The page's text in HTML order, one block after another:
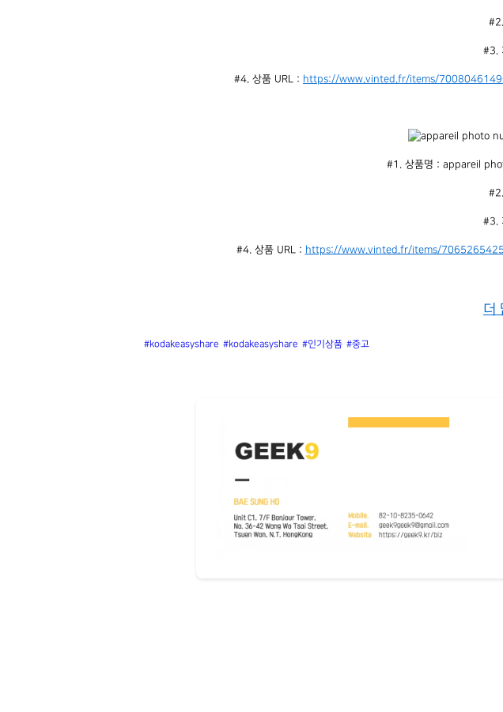
#3.
#4. 상품 URL : https://www.vinted.fr/items/
#1. 상품명 : appareil
#3.
#4. 상품 URL : https://www.vinted.fr/items/
더
#kodakeasyshare #kodakeasyshare #인기상품 #중고